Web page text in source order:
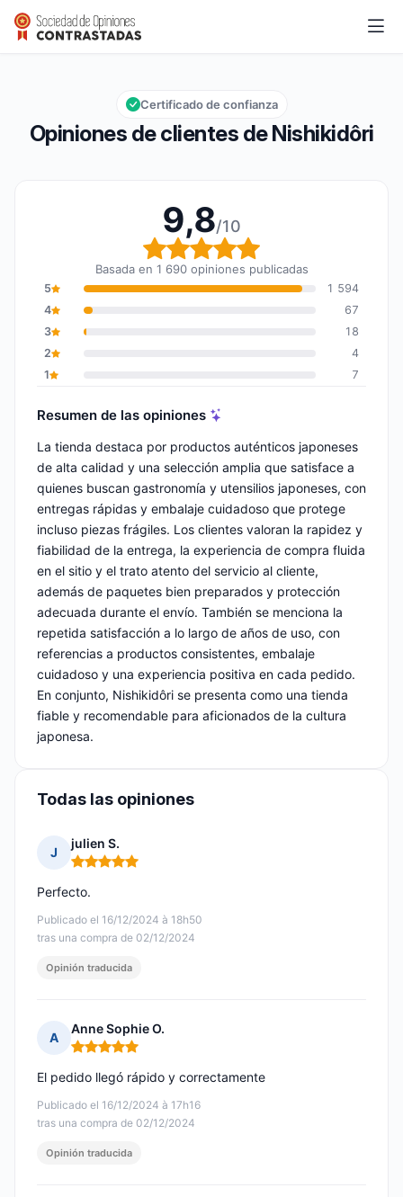
Nishikidôri
Calificación global: 9,8 de 10
9,8/10
Opiniones de clientes de Nishikidôri
Certificado de confianza
9,8/10
Calificación global: 9,8
Basada en 1 690 opiniones publicadas
5
1 594
4
67
3
18
2
4
1
7
Resumen de las opiniones
La tienda destaca por productos auténticos japoneses
de alta calidad y una selección amplia que satisface a
quienes buscan gastronomía y utensilios japoneses, con
entregas rápidas y embalaje cuidadoso que protege
incluso piezas frágiles. Los clientes valoran la rapidez y
fiabilidad de la entrega, la experiencia de compra fluida
en el sitio y el trato atento del servicio al cliente,
además de paquetes bien preparados y protección
adecuada durante el envío. También se menciona la
repetida satisfacción a lo largo de años de uso, con
referencias a productos consistentes, embalaje
cuidadoso y una experiencia positiva en cada pedido.
En conjunto, Nishikidôri se presenta como una tienda
fiable y recomendable para aficionados de la cultura
japonesa.
Todas las opiniones
J
julien S.
Nota: 5 de 5
Publicado el 16/12/2024 à 18h50
tras una compra de 02/12/2024
Perfecto.
Opinión traducida
A
Anne Sophie O.
Nota: 5 de 5
Publicado el 16/12/2024 à 17h16
tras una compra de 02/12/2024
El pedido llegó rápido y correctamente
Opinión traducida